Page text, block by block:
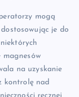
mogą
je do
magnesów
na uzyskanie
kontrolę nad